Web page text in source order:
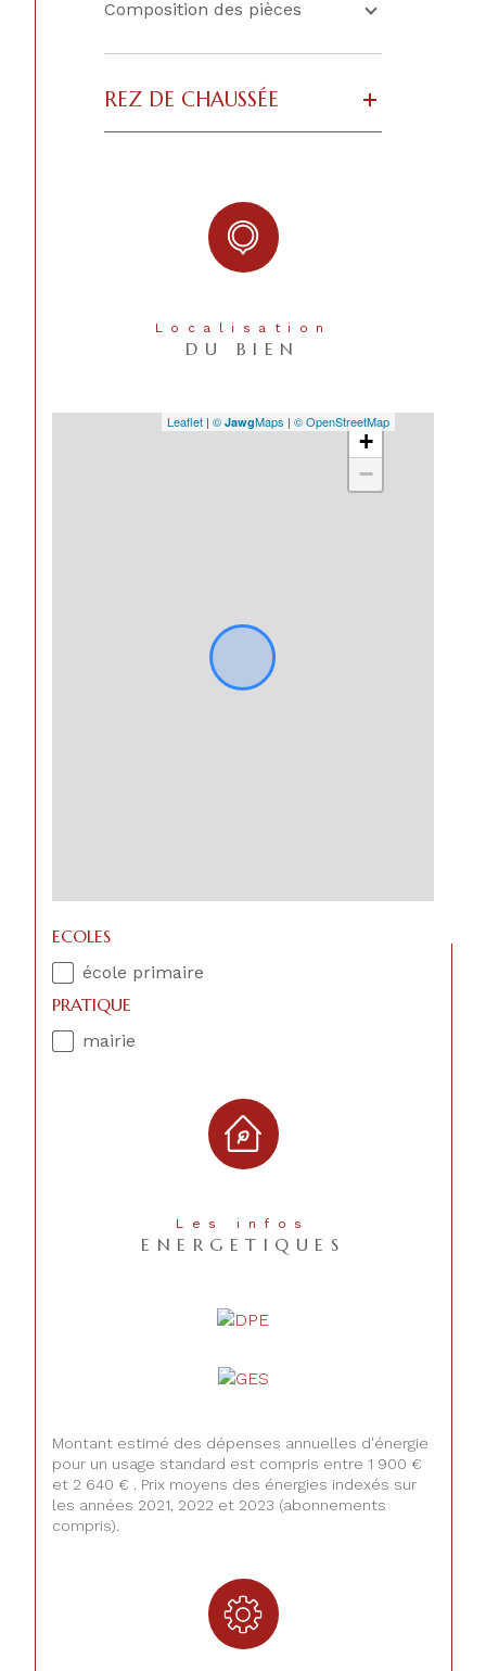
Composition des pièces
REZ DE CHAUSSÉE
Les infos
ENERGETIQUES
Montant estimé des dépenses annuelles d'énergie
pour un usage standard est compris entre 1 900 €
et 2 640 € . Prix moyens des énergies indexés sur
les années 2021, 2022 et 2023 (abonnements
compris).
Localisation
DU BIEN
+
−
Leaflet | © JawgMaps | © OpenStreetMap
ECOLES
école primaire
PRATIQUE
mairie